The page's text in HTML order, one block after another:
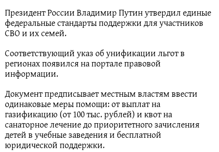
Президент России Владимир Путин утвердил единые
федеральные стандарты поддержки для участников
СВО и их семей.
Соответствующий указ об унификации льгот в
регионах появился на портале правовой
информации.
Документ предписывает местным властям ввести
одинаковые меры помощи: от выплат на
газификацию (от 100 тыс. рублей) и квот на
санаторное лечение до приоритетного зачисления
детей в учебные заведения и бесплатной
юридической поддержки.